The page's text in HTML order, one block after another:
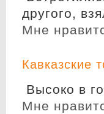
другого,
Мне
Кавказские
Высоко в
Мне